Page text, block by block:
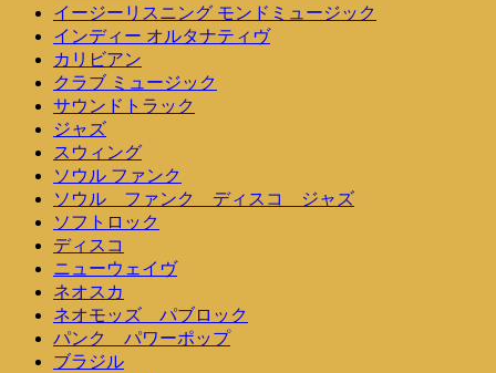
イージーリスニング モンドミュージック
インディー オルタナティヴ
カリビアン
クラブ ミュージック
サウンドトラック
ジャズ
スウィング
ソウル ファンク
ソウル ファンク ディスコ ジャズ
ソフトロック
ディスコ
ニューウェイヴ
ネオスカ
ネオモッズ パブロック
パンク パワーポップ
ブラジル